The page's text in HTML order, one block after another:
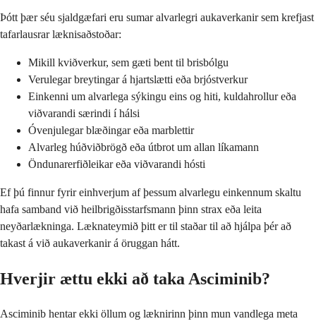
Þótt þær séu sjaldgæfari eru sumar alvarlegri aukaverkanir sem krefjast
tafarlausrar læknisaðstoðar:
Mikill kviðverkur, sem gæti bent til brisbólgu
Verulegar breytingar á hjartslætti eða brjóstverkur
Einkenni um alvarlega sýkingu eins og hiti, kuldahrollur eða
viðvarandi særindi í hálsi
Óvenjulegar blæðingar eða marblettir
Alvarleg húðviðbrögð eða útbrot um allan líkamann
Öndunarerfiðleikar eða viðvarandi hósti
Ef þú finnur fyrir einhverjum af þessum alvarlegu einkennum skaltu
hafa samband við heilbrigðisstarfsmann þinn strax eða leita
neyðarlækninga. Læknateymið þitt er til staðar til að hjálpa þér að
takast á við aukaverkanir á öruggan hátt.
Hverjir ættu ekki að taka Asciminib?
Asciminib hentar ekki öllum og læknirinn þinn mun vandlega meta